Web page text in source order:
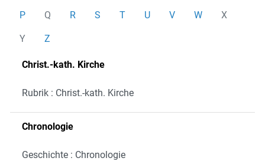
P Q R S T U V W X
Y Z
Christ.-kath. Kirche
Rubrik : Christ.-kath. Kirche
Chronologie
Geschichte : Chronologie